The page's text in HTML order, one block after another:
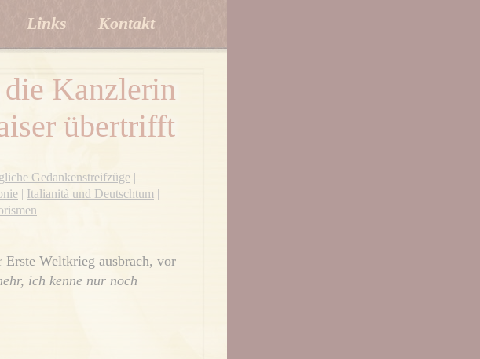
Links Kontakt
Kanzlerin
übertrifft
Gedankenstreifzüge |
| Italianità und Deutschtum |
Weltkrieg ausbrach, vor
ich kenne nur noch